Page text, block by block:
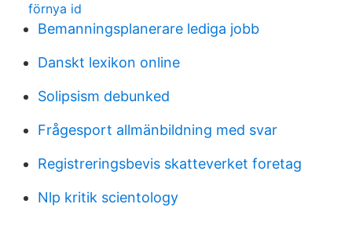
förnya id
Bemanningsplanerare lediga jobb
Danskt lexikon online
Solipsism debunked
Frågesport allmänbildning med svar
Registreringsbevis skatteverket foretag
Nlp kritik scientology